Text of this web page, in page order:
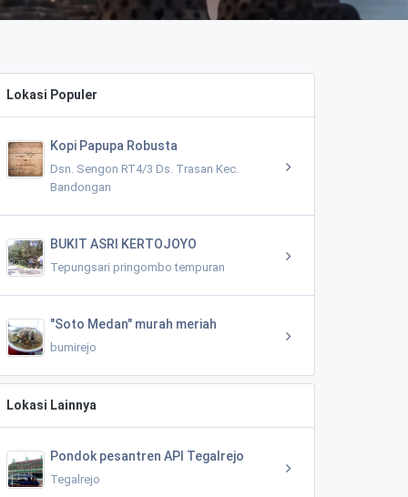
Lokasi Populer
Kopi Papupa Robusta
Dsn. Sengon RT4/3 Ds. Trasan Kec.
Bandongan
BUKIT ASRI KERTOJOYO
Tepungsari pringombo tempuran
"Soto Medan" murah meriah
bumirejo
Lokasi Lainnya
Pondok pesantren API Tegalrejo
Tegalrejo